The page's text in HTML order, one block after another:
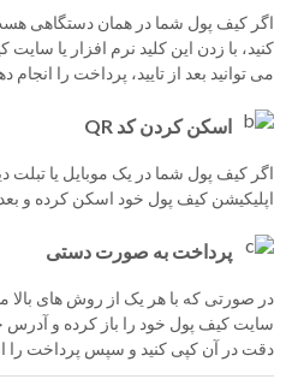
اگر کیف پول شما در همان دستگاهی
کنید، با زدن این کلید نرم افزار یا
می توانید بعد از تایید، پرداخت را انجام
اسکن کردن کد QR
اگر کیف پول شما در یک موبایل یا تبلت
اپلیکیشن کیف پول خود اسکن کرده و بعد
پرداخت به صورت دستی
در صورتی که با هر یک از روش های بالا
سایت کیف پول خود را باز کرده و آدرس
دقت در آن کپی کنید و سپس پرداخت را